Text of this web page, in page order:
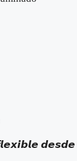
𝙙𝙚𝙨𝙙𝙚